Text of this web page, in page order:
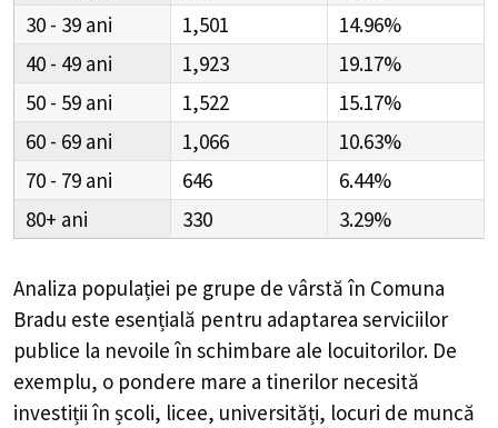
30 - 39
1,501
14.96%
40 - 49
1,923
19.17%
50 - 59
1,522
15.17%
60 - 69
1,066
10.63%
70 - 79
646
6.44%
80+
330 3.29%
Analiza populației pe grupe de vârstă în Comuna
Bradu este esențială pentru adaptarea serviciilor
publice la nevoile în schimbare ale locuitorilor. De
exemplu, o pondere mare a tinerilor necesită
investiții în școli, licee, universități, locuri de muncă